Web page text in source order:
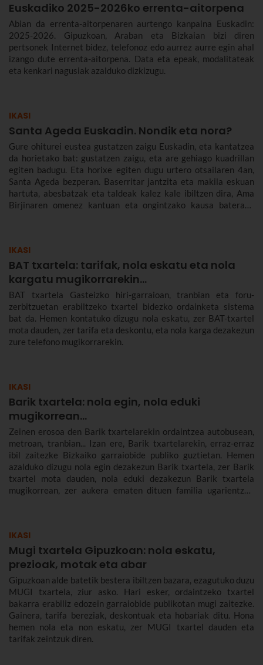
Euskadiko 2025-2026ko errenta-aitorpena
Abian da errenta-aitorpenaren aurtengo kanpaina Euskadin:
2025-2026. Gipuzkoan, Araban eta Bizkaian bizi diren
pertsonek Internet bidez, telefonoz edo aurrez aurre egin ahal
izango dute errenta-aitorpena. Data eta epeak, modalitateak
eta kenkari nagusiak azalduko dizkizugu.
IKASI
Santa Ageda Euskadin. Nondik eta nora?
Gure ohiturei eustea gustatzen zaigu Euskadin, eta kantatzea
da horietako bat: gustatzen zaigu, eta are gehiago kuadrillan
egiten badugu. Eta horixe egiten dugu urtero otsailaren 4an,
Santa Ageda bezperan. Baserritar jantzita eta makila eskuan
hartuta, abesbatzak eta taldeak kalez kale ibiltzen dira, Ama
Birjinaren omenez kantuan eta ongintzako kausa baterako
IKASI
BAT txartela: tarifak, nola eskatu eta nola
kargatu mugikorrarekin...
BAT txartela Gasteizko hiri-garraioan, tranbian eta foru-
zerbitzuetan erabiltzeko txartel bidezko ordainketa sistema
bat da. Hemen kontatuko dizugu nola eskatu, zer BAT-txartel
mota dauden, zer tarifa eta deskontu, eta nola karga dezakezun
zure telefono mugikorrarekin.
IKASI
Barik txartela: nola egin, nola eduki
mugikorrean...
Zeinen erosoa den Barik txartelarekin ordaintzea autobusean,
metroan, tranbian... Izan ere, Barik txartelarekin, erraz-erraz
ibil zaitezke Bizkaiko garraiobide publiko guztietan. Hemen
azalduko dizugu nola egin dezakezun Barik txartela, zer Barik
txartel mota dauden, nola eduki dezakezun Barik txartela
mugikorrean, zer aukera ematen dituen familia ugarientzat,
IKASI
Mugi txartela Gipuzkoan: nola eskatu,
prezioak, motak eta abar
Gipuzkoan alde batetik bestera ibiltzen bazara, ezagutuko duzu
MUGI txartela, ziur asko. Hari esker, ordaintzeko txartel
bakarra erabiliz edozein garraiobide publikotan mugi zaitezke.
Gainera, tarifa bereziak, deskontuak eta hobariak ditu. Hona
hemen nola eta non eskatu, zer MUGI txartel dauden eta
tarifak zeintzuk diren.